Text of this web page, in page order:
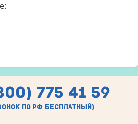
775 41 59
по рф бесплатный)